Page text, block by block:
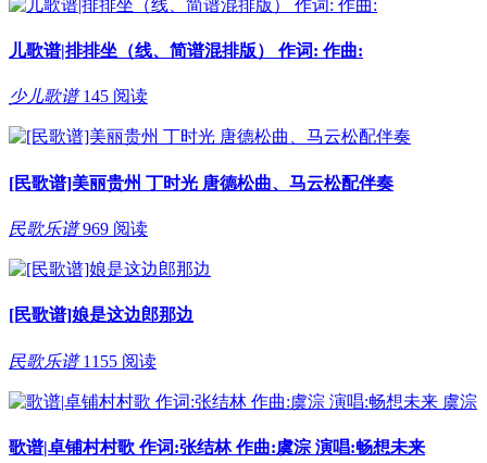
儿歌谱|排排坐（线、简谱混排版） 作词: 作曲:
少儿歌谱 145 阅读
[民歌谱]美丽贵州 丁时光 唐德松曲、马云松配伴奏
民歌乐谱 969 阅读
[民歌谱]娘是这边郎那边
民歌乐谱 1155 阅读
歌谱|卓铺村村歌 作词:张结林 作曲:虞淙 演唱:畅想未来